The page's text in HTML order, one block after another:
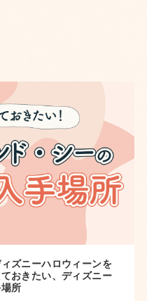
ズニーハロウィーンを
おきたい、ディズニー
所